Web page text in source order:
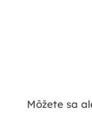
Môžete sa